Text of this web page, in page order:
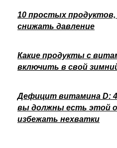
10 простых
снижать давление
Какие продукты с
включить в свой
Дефицит витамина D:
вы должны есть этой
избежать нехватки